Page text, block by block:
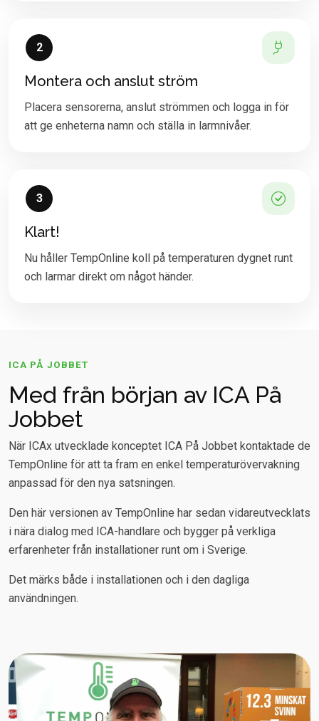
2
Montera och anslut ström
Placera sensorerna, anslut strömmen och logga in för
att ge enheterna namn och ställa in larmnivåer.
3
Klart!
Nu håller TempOnline koll på temperaturen dygnet runt
och larmar direkt om något händer.
ICA PÅ JOBBET
Med från början av ICA På
Jobbet
När ICAx utvecklade konceptet ICA På Jobbet kontaktade de
TempOnline för att ta fram en enkel temperaturövervakning
anpassad för den nya satsningen.
Den här versionen av TempOnline har sedan vidareutvecklats
i nära dialog med ICA-handlare och bygger på verkliga
erfarenheter från installationer runt om i Sverige.
Det märks både i installationen och i den dagliga
användningen.